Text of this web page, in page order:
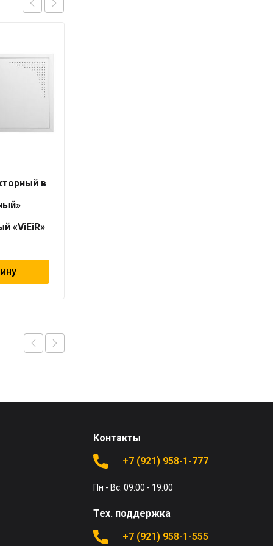
в
«ViEiR»
Контакты
+7 (921) 958-1-777
Пн - Вс: 09:00 - 19:00
Тех. поддержка
+7 (921) 958-1-555